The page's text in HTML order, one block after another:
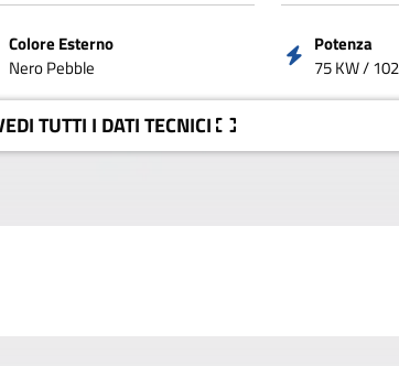
Colore Esterno
Nero Pebble
Potenza
75 KW /
TUTTI I DATITECNICI